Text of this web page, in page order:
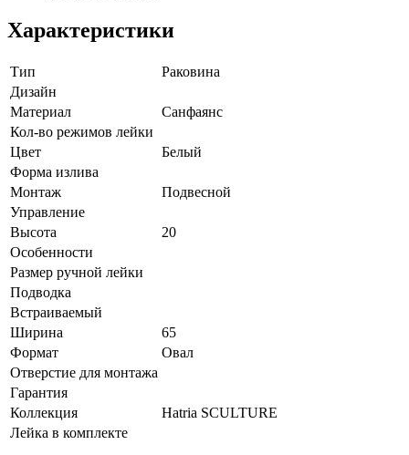
Характеристики
Тип
Раковина
Дизайн
Материал
Санфаянс
Кол-во режимов лейки
Цвет
Белый
Форма излива
Монтаж
Подвесной
Управление
Высота
20
Особенности
Размер ручной лейки
Подводка
Встраиваемый
Ширина
65
Формат
Овал
Отверстие для монтажа
Гарантия
Коллекция
Hatria SCULTURE
Лейка в комплекте